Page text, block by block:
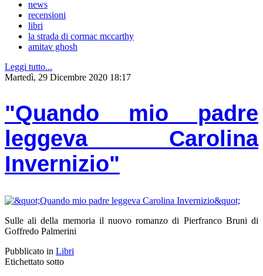
news
recensioni
libri
la strada di cormac mccarthy
amitav ghosh
Leggi tutto...
Martedì, 29 Dicembre 2020 18:17
"Quando mio padre
leggeva Carolina
Invernizio"
Sulle ali della memoria il nuovo romanzo di Pierfranco Bruni di
Goffredo Palmerini
Pubblicato in Libri
Etichettato sotto